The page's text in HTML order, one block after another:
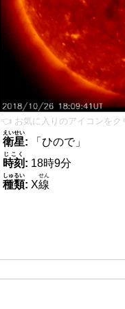
👈 お気に入りのアイコンをク
衛星
えいせい
:
「ひので」
時刻
じこく
: 18時9分
種類
しゅるい
: X線
せん